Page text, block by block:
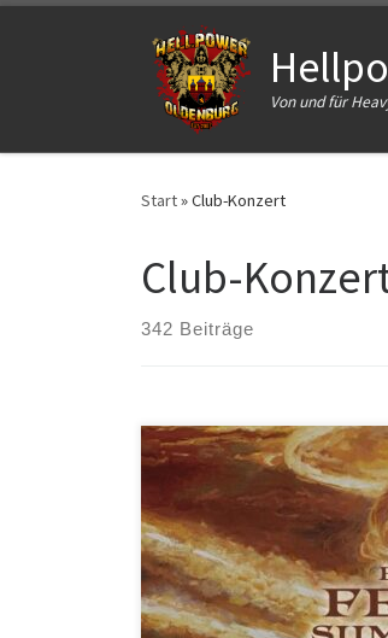
Zum Inhalt springen
Von und für
Start»Club-Konzert
Club-
342 Beiträge
TESTAMENT sind auf ihrer
Tour 2026 unterwegs. Mit
geringeren als DEATH ANGEL.
müssen wir euch nicht näher
Konzert ist bereits ausverkauft!